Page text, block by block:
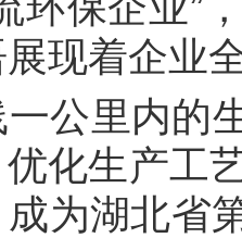
现着企业
公里内的
化生产工
为湖北省